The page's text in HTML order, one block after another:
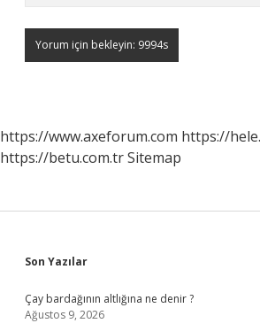
https://www.axeforum.com https://
https://betu.com.trSitemap
Sidebar
Son Yazılar
Çay bardağının altlığına ne denir ?
Ağustos 9, 2026